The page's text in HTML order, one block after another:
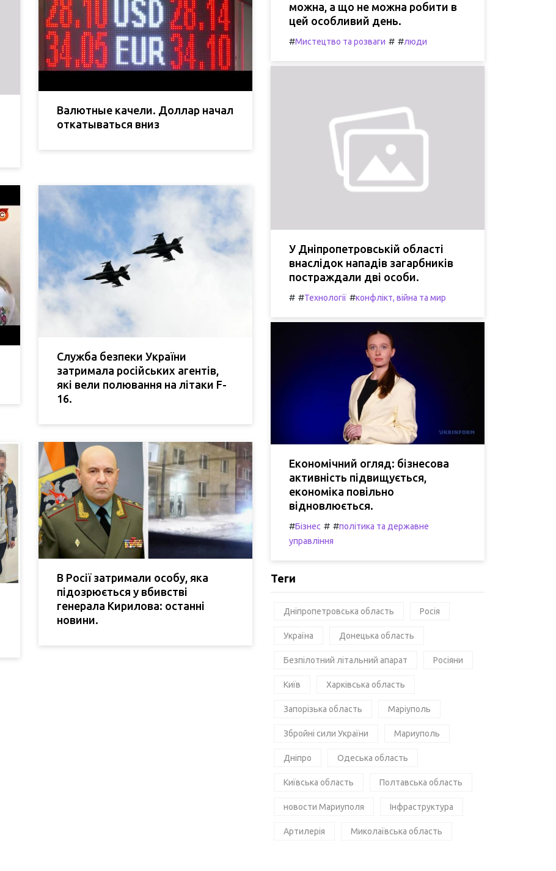
Валютные качели. Доллар начал
откатываться вниз
Служба безпеки України
затримала російських агентів,
які вели полювання на літаки F-
16.
В Росії затримали особу, яка
підозрюється у вбивстві
генерала Кирилова: останні
новини.
можна, а що не можна робити в
цей особливий день.
#Мистецтво та розваги # #люди
У Дніпропетровській області
внаслідок нападів загарбників
постраждали дві особи.
# #Технології #конфлікт, війна та мир
Економічний огляд: бізнесова
активність підвищується,
економіка повільно
відновлюється.
#Бізнес # #політика та державне
управління
Теги
Дніпропетровська область Росія
Україна Донецька область
Безпілотний літальний апарат Росіяни
Київ Харківська область
Запорізька область Маріуполь
Збройні сили України Мариуполь
Дніпро Одеська область
Київська область Полтавська область
новости Мариуполя Інфраструктура
Артилерія Миколаївська область